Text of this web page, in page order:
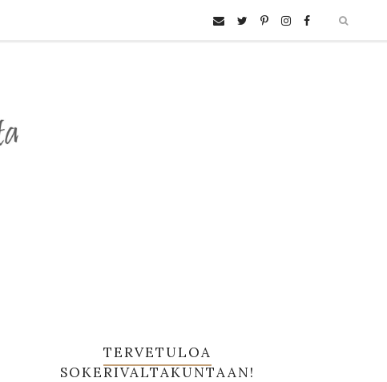
TERVETULOA
SOKERIVALTAKUNTAAN!